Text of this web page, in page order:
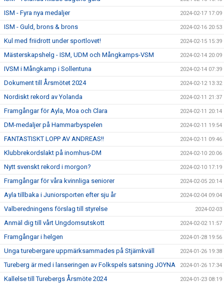
ISM - Fyra nya medaljer 2024-02-17 17:09
ISM - Guld, brons & brons 2024-02-16 20:53
Kul med friidrott under sportlovet! 2024-02-15 15:39
Mästerskapshelg - ISM, UDM och Mångkamps-VSM 2024-02-14 20:09
IVSM i Mångkamp i Sollentuna 2024-02-14 07:39
Dokument till Årsmötet 2024 2024-02-12 13:32
Nordiskt rekord av Yolanda 2024-02-11 21:37
Framgångar för Ayla, Moa och Clara 2024-02-11 20:14
DM-medaljer på Hammarbyspelen 2024-02-11 19:54
FANTASTISKT LOPP AV ANDREAS!! 2024-02-11 09:46
Klubbrekordslakt på inomhus-DM 2024-02-10 20:06
Nytt svenskt rekord i morgon? 2024-02-10 17:19
Framgångar för våra kvinnliga seniorer 2024-02-05 20:14
Ayla tillbaka i Juniorsporten efter sju år 2024-02-04 09:04
Valberedningens förslag till styrelse 2024-02-03
Anmäl dig till vårt Ungdomsutskott 2024-02-02 11:57
Framgångar i helgen 2024-01-28 19:56
Unga turebergare uppmärksammades på Stjärnkväll 2024-01-26 19:38
Tureberg är med i lanseringen av Folkspels satsning JOYNA 2024-01-26 17:34
Kallelse till Turebergs Årsmöte 2024 2024-01-23 08:19